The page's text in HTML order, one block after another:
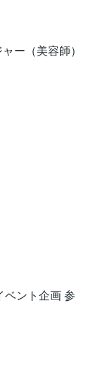
ー（美容師）
ベント企画 参